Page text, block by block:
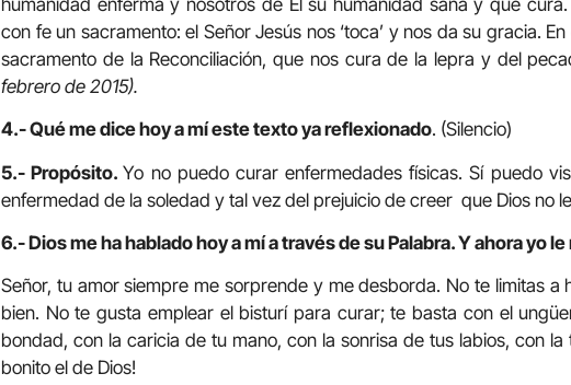
con fe un sacramento: el Señor Jesús nos ‘toca’ y nos da su gracia.
sacramento de la Reconciliación, que nos cura de la lepra y del
febrero de 2015).
4.- Qué me dice hoy a mí este texto ya reflexionado. (Silencio)
5.- Propósito.Yo no puedo curar enfermedades físicas. Sí puedo
enfermedad de la soledad y tal vez del prejuicio de creer que Dios no
6.- Dios me ha hablado hoy a mí a través de su Palabra. Y ahora yo
Señor, tu amor siempre me sorprende y me desborda. No te limitas a
bien. No te gusta emplear el bisturí para curar; te basta con el
bondad, con la caricia de tu mano, con la sonrisa de tus labios, con
bonito el de Dios!